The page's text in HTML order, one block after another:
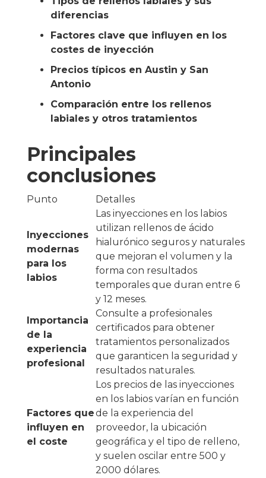
diferencias
Factores clave que influyen en los
costes de inyección
Precios típicos en Austin y San
Antonio
Comparación entre los rellenos
labiales y otros tratamientos
Principales
conclusiones
Punto Detalles
Inyecciones
modernas
para los
labios
Las inyecciones en los labios
utilizan rellenos de ácido
hialurónico seguros y naturales
que mejoran el volumen y la
forma con resultados
temporales que duran entre 6
y 12 meses.
Importancia
de la
experiencia
profesional
Consulte a profesionales
certificados para obtener
tratamientos personalizados
que garanticen la seguridad y
resultados naturales.
Factores que
influyen en
el coste
Los precios de las inyecciones
en los labios varían en función
de la experiencia del
proveedor, la ubicación
geográfica y el tipo de relleno,
y suelen oscilar entre 500 y
2000 dólares.